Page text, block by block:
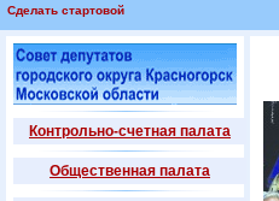
Сделать стартовой
Контрольно-счетная палата
Общественная палата